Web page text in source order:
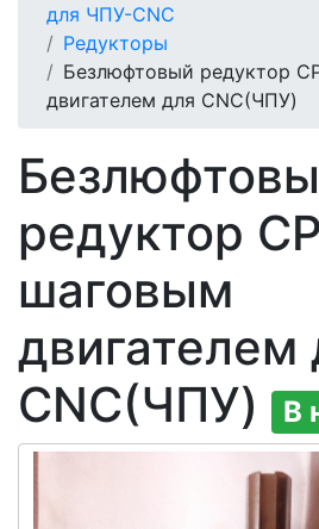
для ЧПУ-CNC
Редукторы
Безлюфтовый редуктор
двигателем для CNC(ЧПУ)
редуктор
шаговым
двигателем
CNC(ЧПУ)
В